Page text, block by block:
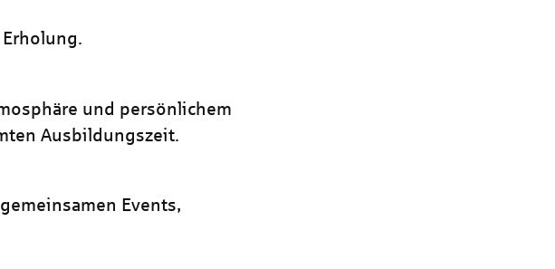
und persönlichem
Ausbildungszeit.
Events,